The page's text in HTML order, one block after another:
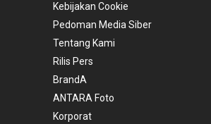
Kebijakan Cookie
Pedoman Media Siber
Tentang Kami
Rilis Pers
BrandA
ANTARA Foto
Korporat